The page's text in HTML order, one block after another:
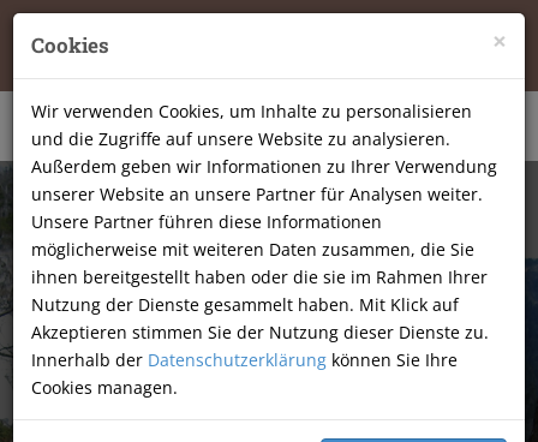
×
Cookies
Wir verwenden Cookies, um Inhalte zu personalisieren
und die Zugriffe auf unsere Website zu analysieren.
Außerdem geben wir Informationen zu Ihrer Verwendung
unserer Website an unsere Partner für Analysen weiter.
Unsere Partner führen diese Informationen
möglicherweise mit weiteren Daten zusammen, die Sie
ihnen bereitgestellt haben oder die sie im Rahmen Ihrer
Nutzung der Dienste gesammelt haben. Mit Klick auf
Akzeptieren stimmen Sie der Nutzung dieser Dienste zu.
Innerhalb der Datenschutzerklärung können Sie Ihre
Cookies managen.
|
07134-9177806